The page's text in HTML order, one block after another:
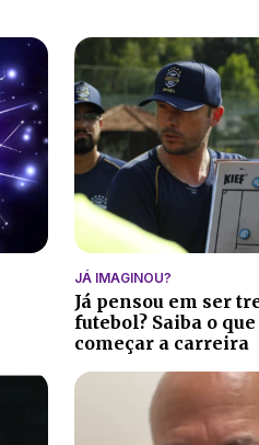
JÁ IMAGINOU?
Já pensou em ser
futebol? Saiba o
começar a carreira